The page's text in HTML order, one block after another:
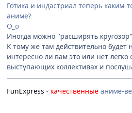
Готика и индастриал теперь каким-
аниме?
О_о
Иногда можно "расширять
К тому же там действительно будет
интересно ли вам это или нет
выступающих коллективах и
FunExpress - качественные аниме-